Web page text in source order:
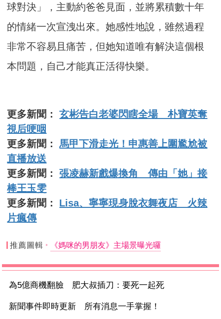
球對決」，主動約爸爸見面，並將累積數十年
的情緒一次宣洩出來。她感性地說，雖然過程
非常不容易且痛苦，但她知道唯有解決這個根
本問題，自己才能真正活得快樂。
更多新聞：玄彬告白老婆閃瞎全場 朴寶英奪
視后哽咽
更多新聞：馬甲下滑走光！申惠善上圍尷尬被
直播放送
更多新聞：張凌赫新戲爆換角 傳由「她」接
棒王玉雯
更多新聞： Lisa、寧寧現身脫衣舞夜店 火辣
片瘋傳
推薦圖輯 《媽咪的男朋友》主場景曝光囉
為5億商機翻臉 肥大叔插刀：要死一起死
新聞事件即時更新 所有消息一手掌握！